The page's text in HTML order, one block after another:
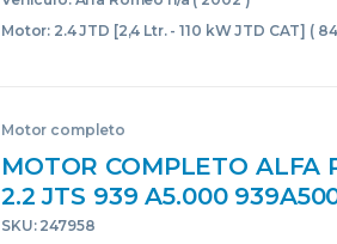
Motor: 2.4 JTD [2,4 Ltr. - 110 kW JTD CAT] (
Motor completo
MOTOR COMPLETO ALFA
2.2 JTS 939 A5.000
ROJO BLOQUE CORE
SKU: 247958